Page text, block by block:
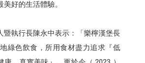
好的生活體驗。
暨執行長陳永中表示：「樂檸漢堡長
綠色飲食，所用食材盡力追求『低